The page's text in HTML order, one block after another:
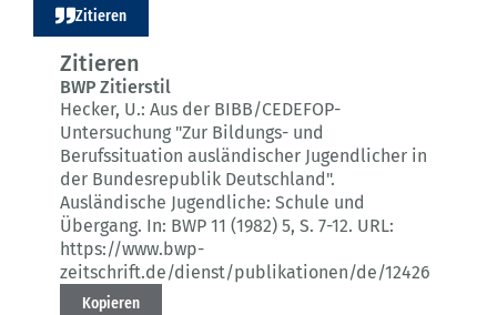
Zitieren
Zitieren
BWP Zitierstil
Hecker, U.: Aus der BIBB/CEDEFOP-
Untersuchung "Zur Bildungs- und
Berufssituation ausländischer Jugendlicher in
der Bundesrepublik Deutschland".
Ausländische Jugendliche: Schule und
Übergang. In: BWP 11 (1982) 5, S. 7-12. URL:
https://www.bwp-
zeitschrift.de/dienst/publikationen/de/12426
Kopieren